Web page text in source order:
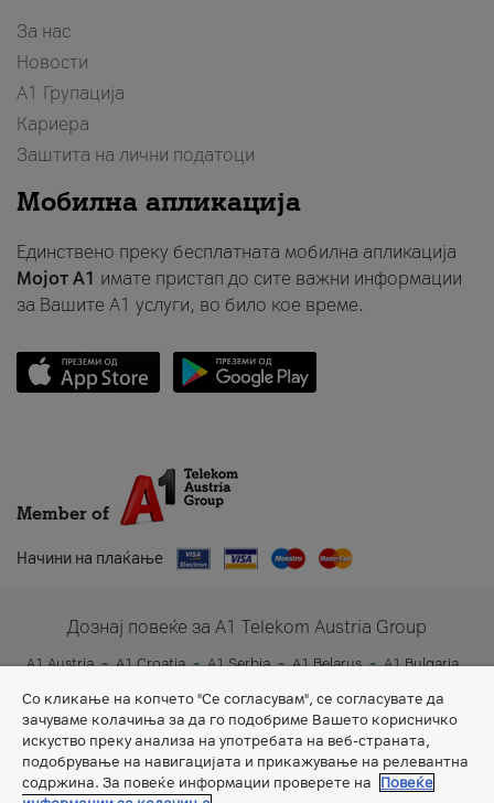
За нас
Новости
А1 Групација
Кариера
Заштита на лични податоци
Мобилна апликација
Единствено преку бесплатната мобилна апликација
Мојот A1 имате пристап до сите важни информации
за Вашите A1 услуги, во било кое време.
Member of
Начини на плаќање
Дознај повеќе за A1 Telekom Austria Group
A1 Austria A1 Croatia A1 Serbia A1 Belarus
A1 Bulgaria
Со кликање на копчето "Се согласувам", се согласувате да
зачуваме колачиња за да го подобриме Вашето корисничко
искуство преку анализа на употребата на веб-страната,
подобрување на навигацијата и прикажување на релевантна
содржина. За повеќе информации проверете на
Повеќе